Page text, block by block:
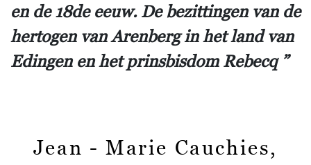
en de 18de eeuw. De bezittingen van de
hertogen van Arenberg in het land van
Edingen en het prinsbisdom Rebecq
Jean - Marie Cauchies,